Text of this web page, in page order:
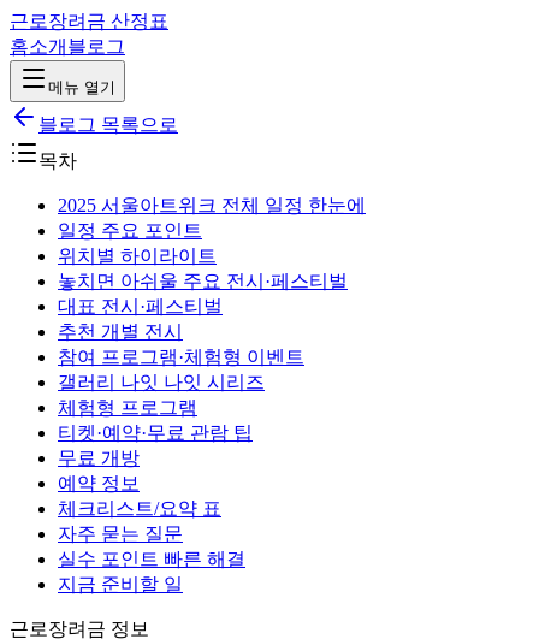
근로장려금 산정표
홈소개 블로그
메뉴 열기
블로그 목록으로
목차
2025 서울아트위크 전체 일정 한눈에
일정 주요 포인트
위치별 하이라이트
놓치면 아쉬울 주요 전시·페스티벌
대표 전시·페스티벌
추천 개별 전시
참여 프로그램·체험형 이벤트
갤러리 나잇 나잇 시리즈
체험형 프로그램
티켓·예약·무료 관람 팁
무료 개방
예약 정보
체크리스트/요약 표
자주 묻는 질문
실수 포인트 빠른 해결
지금 준비할 일
근로장려금 정보